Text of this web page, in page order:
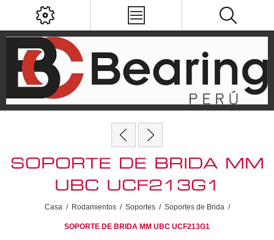
SOPORTE DE BRIDA MM
UBC UCF213G1
Casa / Rodamientos / Soportes / Soportes de Brida /
SOPORTE DE BRIDA MM UBC UCF213G1